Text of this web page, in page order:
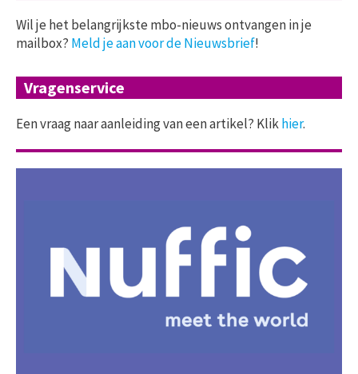
Wil je het belangrijkste mbo-nieuws ontvangen in je
mailbox? Meld je aan voor de Nieuwsbrief!
Vragenservice
Een vraag naar aanleiding van een artikel? Klikhier.